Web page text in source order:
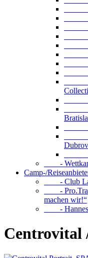
-
-
-
-
-
-
-
-
-
-
-
-
-
-
-
Camp-/
- Club La
-
machen wir!“
- Hannes
Centrovital